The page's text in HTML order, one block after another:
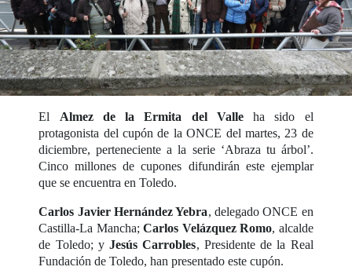
El Almez de la Ermita del Valleha sido el
protagonista del cupón de la ONCE del martes, 23 de
diciembre, perteneciente a la serie ‘Abraza tu árbol’.
Cinco millones de cupones difundirán este ejemplar
que se encuentra en Toledo.
Carlos Javier Hernández Yebra, delegado ONCE en
Castilla-La Mancha;Carlos Velázquez Romo, alcalde
de Toledo; yJesús Carrobles, Presidente de la Real
Fundación de Toledo, han presentado este cupón.